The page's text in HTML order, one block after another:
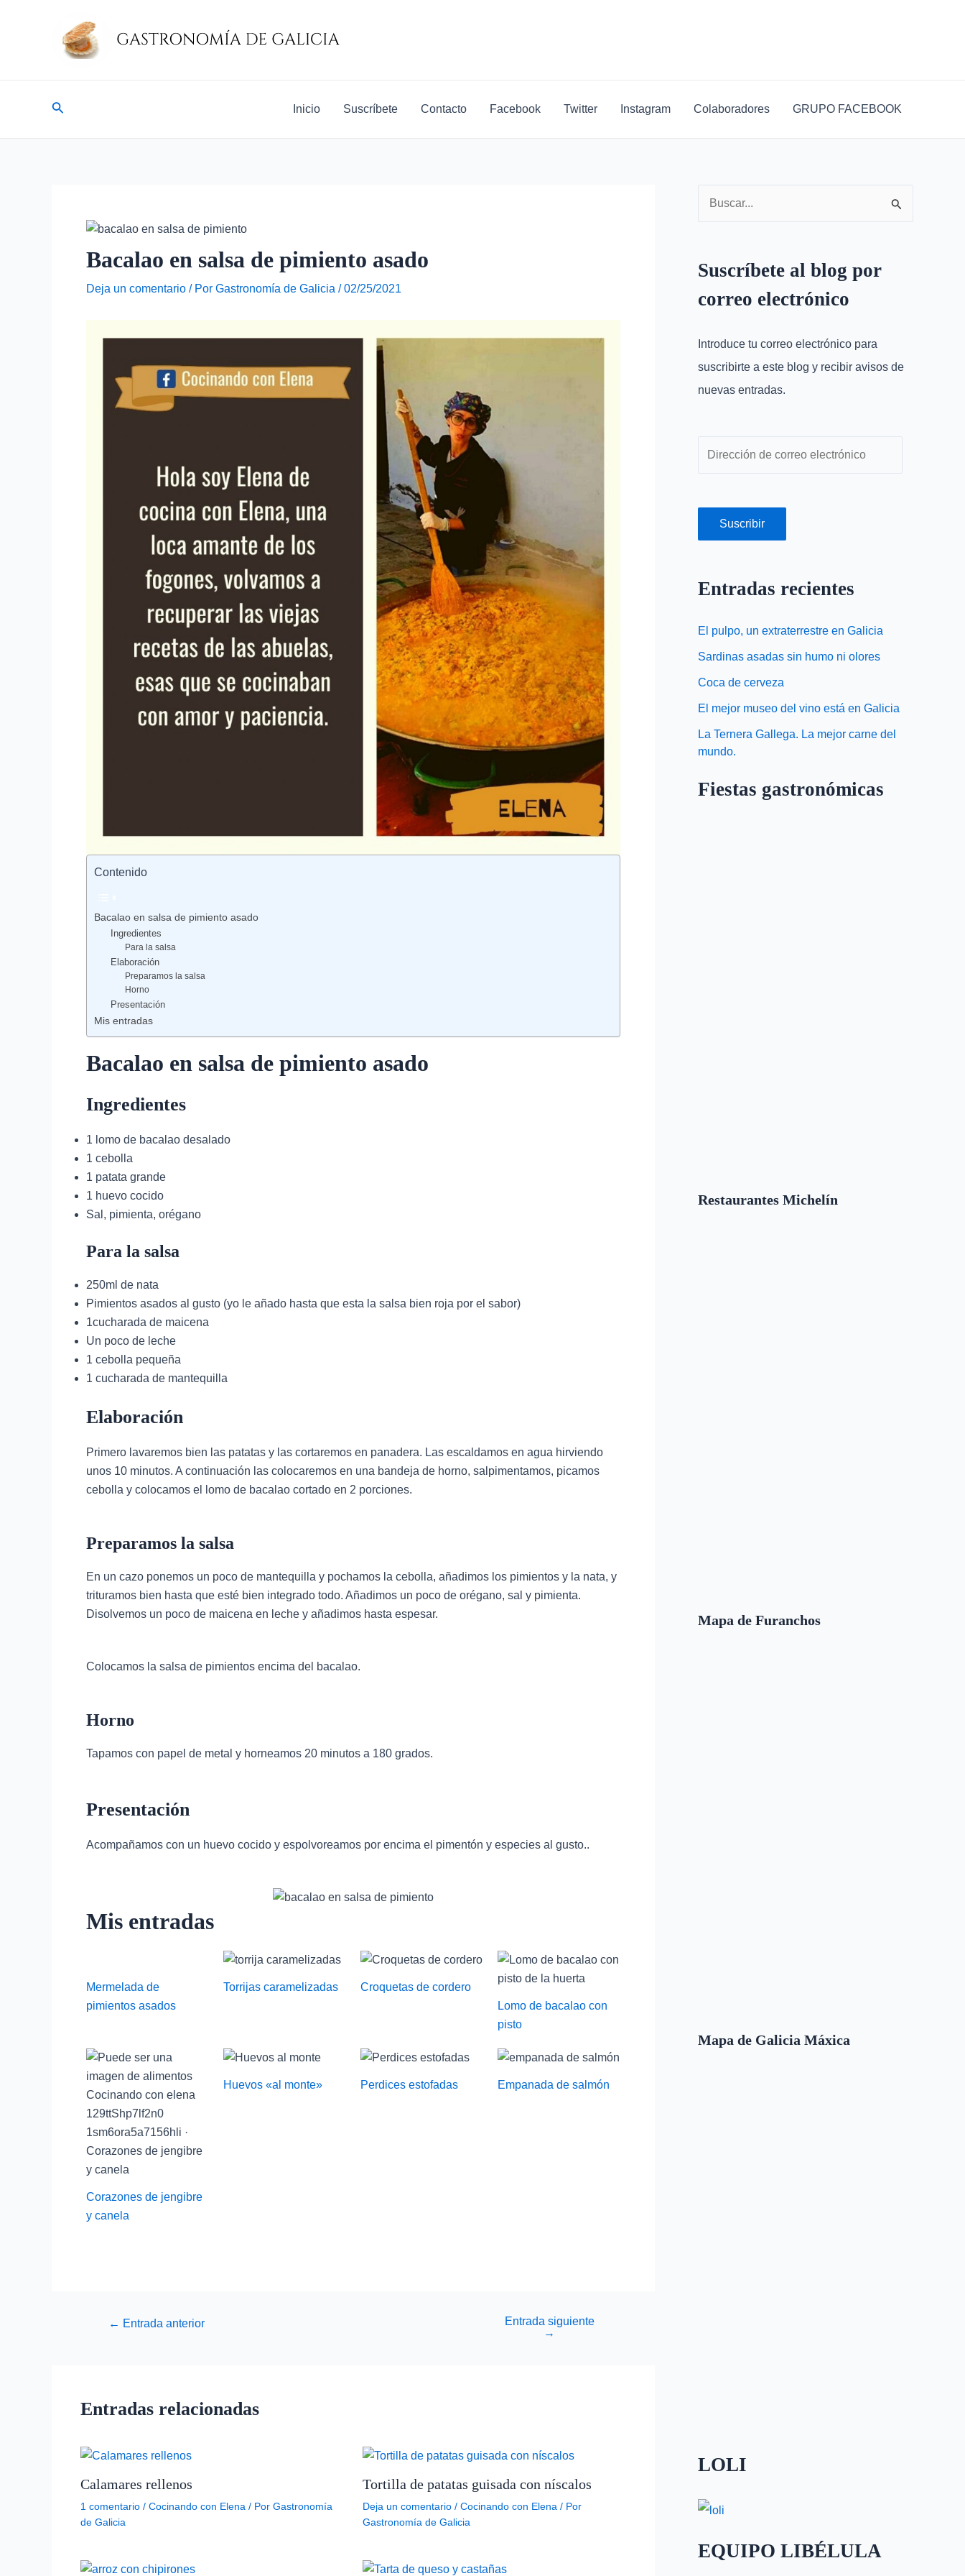
Buscar Inicio Suscríbete Contacto Facebook Twitter Instagram Colaboradores GRUPO FACEBOOK
Bacalao en salsa de pimiento asado
Deja un comentario / Por Gastronomía de Galicia /02/25/2021
Contenido
Bacalao en salsa de pimiento asado
Ingredientes
Para la salsa
Elaboración
Preparamos la salsa
Horno
Presentación
Mis entradas
Bacalao en salsa de pimiento asado
Ingredientes
1 lomo de bacalao desalado
1 cebolla
1 patata grande
1 huevo cocido
Sal, pimienta, orégano
Para la salsa
250ml de nata
Pimientos asados al gusto (yo le añado hasta que esta la salsa bien roja por el sabor)
1cucharada de maicena
Un poco de leche
1 cebolla pequeña
1 cucharada de mantequilla
Elaboración
Primero lavaremos bien las patatas y las cortaremos en panadera. Las escaldamos en agua hirviendo
unos 10 minutos. A continuación las colocaremos en una bandeja de horno, salpimentamos, picamos
cebolla y colocamos el lomo de bacalao cortado en 2 porciones.
Preparamos la salsa
En un cazo ponemos un poco de mantequilla y pochamos la cebolla, añadimos los pimientos y la nata, y
trituramos bien hasta que esté bien integrado todo. Añadimos un poco de orégano, sal y pimienta.
Disolvemos un poco de maicena en leche y añadimos hasta espesar.
Colocamos la salsa de pimientos encima del bacalao.
Horno
Tapamos con papel de metal y horneamos 20 minutos a 180 grados.
Presentación
Acompañamos con un huevo cocido y espolvoreamos por encima el pimentón y especies al gusto..
Mis entradas
Mermelada de
pimientos asados
Torrijas caramelizadas
Croquetas de cordero
Lomo de bacalao con
pisto
Corazones de jengibre
y canela
Huevos «al monte» Perdices estofadas Empanada de salmón
de
entradas
← Entrada anterior
Entrada siguiente
→
Entradas relacionadas
Calamares rellenos
1 comentario / Cocinando con Elena / Por Gastronomía
de Galicia
Tortilla de patatas guisada con níscalos
Deja un comentario / Cocinando con Elena/ Por
Gastronomía de Galicia
c
a
p
o
r
Suscríbete al blog por
correo electrónico
Introduce tu correo electrónico para
suscribirte a este blog y recibir avisos de
nuevas entradas.
c
c
r
ó
i
o
Suscribir
Entradas recientes
El pulpo, un extraterrestre en Galicia
Sardinas asadas sin humo ni olores
Coca de cerveza
El mejor museo del vino está en Galicia
La Ternera Gallega. La mejor carne del
mundo.
Fiestas gastronómicas
Restaurantes Michelín
Mapa de Furanchos
Mapa de Galicia Máxica
LOLI
EQUIPO LIBÉLULA